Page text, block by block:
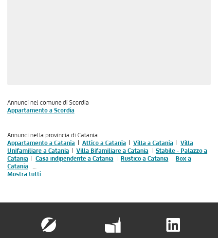
Annunci nel comune di Scordia
Appartamento a Scordia
Annunci nella provincia di Catania
Appartamento a Catania
Attico a Catania Villa a Catania
Villa
Unifamiliare a Catania
Villa Bifamiliare a Catania
Stabile - Palazzo a
Catania
Casa indipendente a Catania Rustico a Catania
Box a
Catania …
Mostra tutti